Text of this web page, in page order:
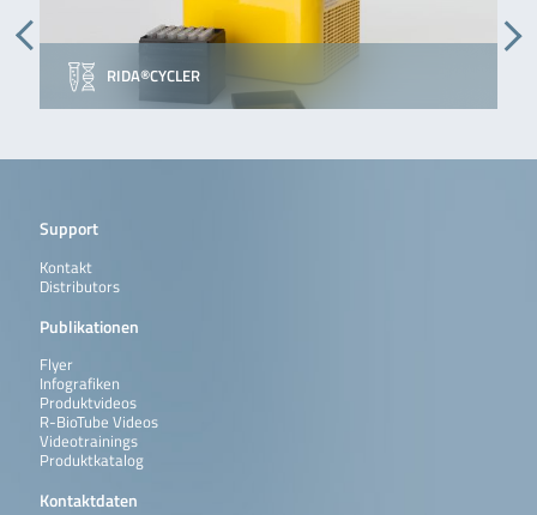
RIDA®CYCLER
Support
Kontakt
Distributors
Publikationen
Flyer
Infografiken
Produktvideos
R-BioTube Videos
Videotrainings
Produktkatalog
Kontaktdaten